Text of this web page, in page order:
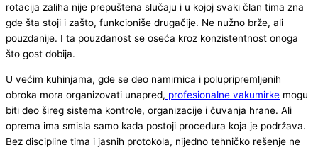
rotacija zaliha nije prepuštena slučaju i u kojoj svaki član tima zna
gde šta stoji i zašto, funkcioniše drugačije. Ne nužno brže, ali
pouzdanije. I ta pouzdanost se oseća kroz konzistentnost onoga
što gost dobija.
U većim kuhinjama, gde se deo namirnica i polupripremljenih
obroka mora organizovati unapred, profesionalne vakumirke mogu
biti deo šireg sistema kontrole, organizacije i čuvanja hrane. Ali
oprema ima smisla samo kada postoji procedura koja je podržava.
Bez discipline tima i jasnih protokola, nijedno tehničko rešenje ne